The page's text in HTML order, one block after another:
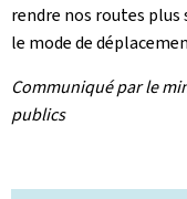
rendre nos routes
le mode de
Communiqué par le
publics